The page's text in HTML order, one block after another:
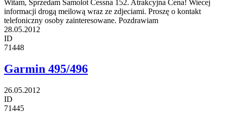
Witam, Sprzedam Samolot Cessna 152. Atrakcyjna Cena! Wiecej
informacji drogą meilową wraz ze zdjeciami. Proszę o kontakt
telefoniczny osoby zainteresowane. Pozdrawiam
28.05.2012
ID
71448
Garmin 495/496
26.05.2012
ID
71445